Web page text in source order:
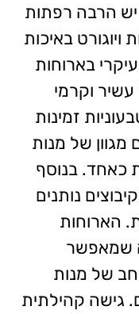
יש הרבה רפתות
באיכות
בארוחות
עשיר וקרמי
זמינות
מגוון של מנות
כאחד. בנוסף
נותנים
הארוחות
שמאפשר
של מנות
גישה קהילתית